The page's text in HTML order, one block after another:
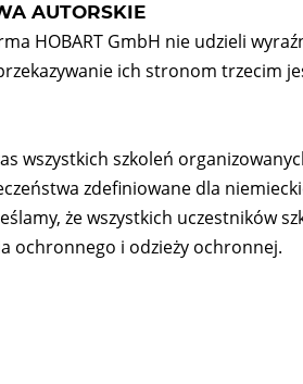
AUTORSKIE
HOBART GmbH nie udzieli
ich stronom trzecim
wszystkich szkoleń
zdefiniowane dla
że wszystkich uczestników
ochronnego i odzieży ochronnej.